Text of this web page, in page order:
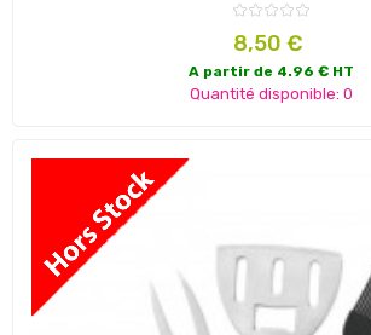
Prix
8,50 €
A partir de 4.96 € HT
Quantité disponible: 0